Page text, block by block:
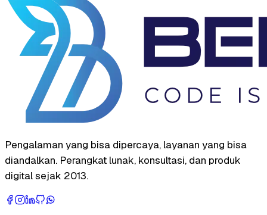
Pengalaman yang bisa dipercaya, layanan yang bisa
diandalkan. Perangkat lunak, konsultasi, dan produk
digital sejak 2013.